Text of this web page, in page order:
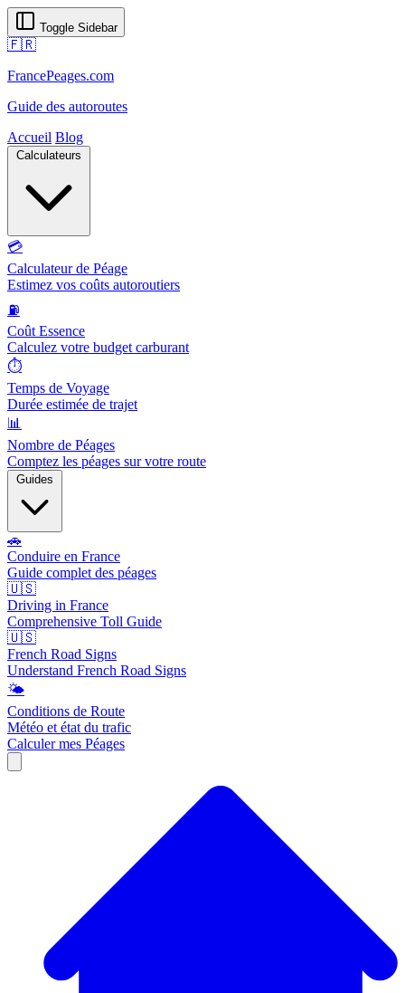
Toggle Sidebar
🇫🇷
FrancePeages.com
Guide des autoroutes
Accueil Blog
Calculateurs
💳
Calculateur de Péage
Estimez vos coûts autoroutiers
⛽
Coût Essence
Calculez votre budget carburant
⏱️
Temps de Voyage
Durée estimée de trajet
📊
Nombre de Péages
Comptez les péages sur votre route
Guides
🚗
Conduire en France
Guide complet des péages
🇺🇸
Driving in France
Comprehensive Toll Guide
🇺🇸
French Road Signs
Understand French Road Signs
🌤️
Conditions de Route
Météo et état du trafic
Calculer mes Péages